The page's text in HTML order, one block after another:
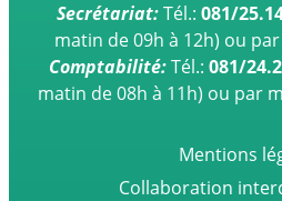
Secrétariat:Tél.: 081/
matin de 09h à 12h) ou par
Comptabilité:Tél.: 081/
matin de 08h à 11h) ou par
Mentions
Collaboration